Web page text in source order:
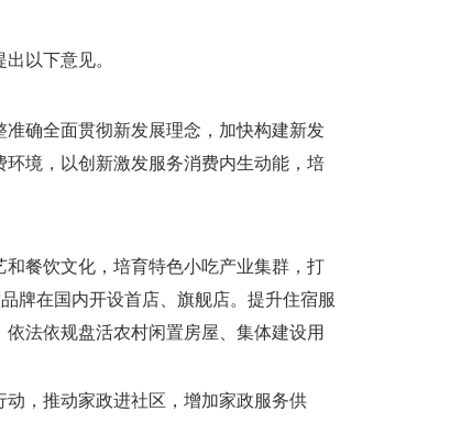
以下意见。
确全面贯彻新发展理念，加快构建新发
境，以创新激发服务消费内生动能，培
餐饮文化，培育特色小吃产业集群，打
牌在国内开设首店、旗舰店。提升住宿服
法依规盘活农村闲置房屋、集体建设用
，推动家政进社区，增加家政服务供